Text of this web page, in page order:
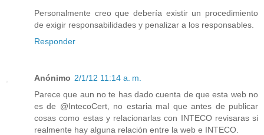
Personalmente creo que debería existir un procedimiento
de exigir responsabilidades y penalizar a los responsables.
Responder
Anónimo 2/1/12 11:14 a. m.
Parece que aun no te has dado cuenta de que esta web no
es de @IntecoCert, no estaria mal que antes de publicar
cosas como estas y relacionarlas con INTECO revisaras si
realmente hay alguna relación entre la web e INTECO.